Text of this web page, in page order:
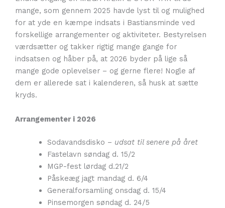
mange, som gennem 2025 havde lyst til og mulighed
for at yde en kæmpe indsats i Bastiansminde ved
forskellige arrangementer og aktiviteter. Bestyrelsen
værdsætter og takker rigtig mange gange for
indsatsen og håber på, at 2026 byder på lige så
mange gode oplevelser – og gerne flere! Nogle af
dem er allerede sat i kalenderen, så husk at sætte
kryds.
Arrangementer i 2026
Sodavandsdisko – udsat til senere på året
Fastelavn søndag d. 15/2
MGP-fest lørdag d.21/2
Påskeæg jagt mandag d. 6/4
Generalforsamling onsdag d. 15/4
Pinsemorgen søndag d. 24/5